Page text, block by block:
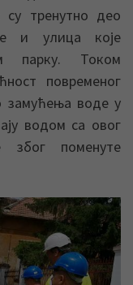
тренутно део
и улица које
парку. Током
повременог
замућења воде у
водом са овог
због поменуте